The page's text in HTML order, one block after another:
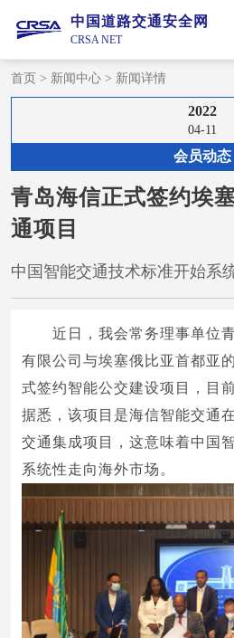
中国道路交通安全网
CRSA NET
首页 > 新闻中心 > 新闻详情
2022
04-11
会员动态
青岛海信正式签约埃
通项目
中国智能交通技术标准开始系
近日，我会常务理事单位
有限公司与埃塞俄比亚首都亚
式签约智能公交建设项目，目
据悉，该项目是海信智能交通
交通集成项目，这意味着中国
系统性走向海外市场。